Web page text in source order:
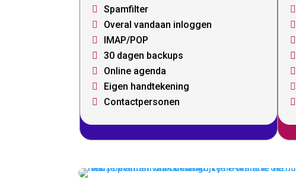
 Spamfilter
 Overal vandaan inloggen
 IMAP/POP
 30 dagen backups
 Online agenda
 Eigen handtekening
 Contactpersonen






